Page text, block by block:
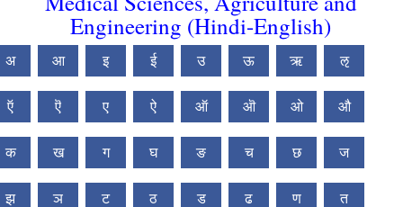
Engineering (Hindi-English)
अ आ इ ई उ ऊ ऋ ऌ
ऍ ऎ ए ऐ ऑ ऒ ओ औ
क ख ग घ ङ च छ ज
झ ञ ट ठ ड ढ ण त